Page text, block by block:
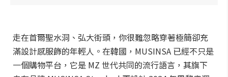
走在首爾聖水洞、弘大街頭，你很難忽略穿著極簡卻充
滿設計感服飾的年輕人。在韓國，MUSINSA 已經不只是
一個購物平台，它是 MZ 世代共同的流行語言，其旗下